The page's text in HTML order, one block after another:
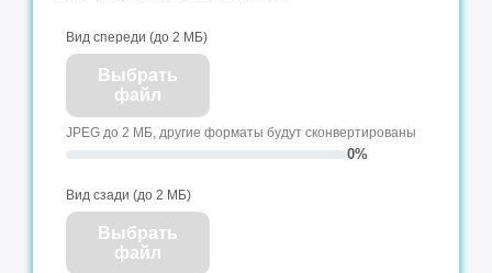
Вид спереди (до 2 МБ)
Выбрать
файл
JPEG до 2 МБ, другие форматы будут сконвертированы
0%
Вид сзади (до 2 МБ)
Выбрать
файл